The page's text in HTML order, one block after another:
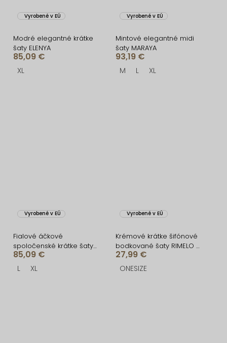
Vyrobené v EÚ
Modré elegantné krátke
šaty ELENYA
85,09 €
XL
Vyrobené v EÚ
Mintové elegantné midi
šaty MARAYA
93,19 €
M L XL
Vyrobené v EÚ
Fialové áčkové
spoločenské krátke šaty
ELENYA
85,09 €
L XL
Vyrobené v EÚ
Krémové krátke šifónové
bodkované šaty RIMELO s
kraťaskami
27,99 €
ONESIZE